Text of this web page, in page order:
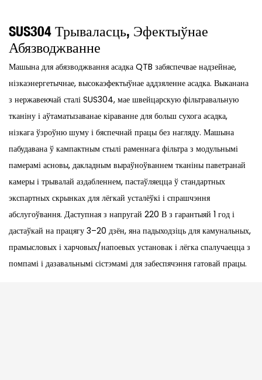
SUS304 Трываласць, Эфектыўнае
Абязводжванне
Машына для абязводжвання асадка QTB забяспечвае надзейнае,
нізкаэнергетычнае, высокаэфектыўнае аддзяленне асадка. Выканана
з нержавеючай сталі SUS304, мае швейцарскую фільтравальную
тканіну і аўтаматызаванае кіраванне для больш сухога асадка,
нізкага ўзроўню шуму і бяспечнай працы без нагляду. Машына
пабудавана ў кампактным стылі раменнага фільтра з модульнымі
памерамі асновы, дакладным выраўноўваннем тканіны паветранай
камеры і трывалай аздабленнем, пастаўляецца ў стандартных
экспартных скрынках для лёгкай усталёўкі і спрашчэння
абслугоўвання. Даступная з напругай 220 В з гарантыяй 1 год і
дастаўкай на працягу 3–20 дзён, яна падыходзіць для камунальных,
прамысловых і харчовых/напоевых установак і лёгка спалучаецца з
помпамі і дазавальнымі сістэмамі для забеспячэння гатовай працы.